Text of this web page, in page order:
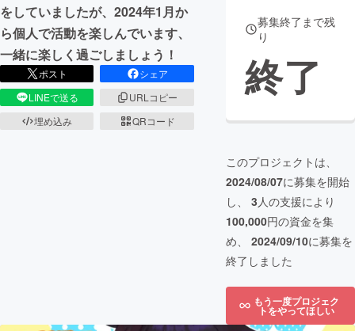
をしていましたが、2024年1月か
ら個人で活動を楽しんでいます️、
一緒に楽しく過ごしましょう！
ポスト
シェア
LINEで送る
URLコピー
埋め込み
QRコード
募集終了まで残
り
終了
このプロジェクトは、
2024/08/07に募集を開始
し、 3人の支援により
100,000円の資金を集
め、 2024/09/10に募集を
終了しました
もう一度プロジェク
トをやってほしい